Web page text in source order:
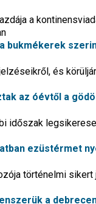
a
bukmékerek
és
az óévtől a
időszak
ezüstérmet
történelmi
a